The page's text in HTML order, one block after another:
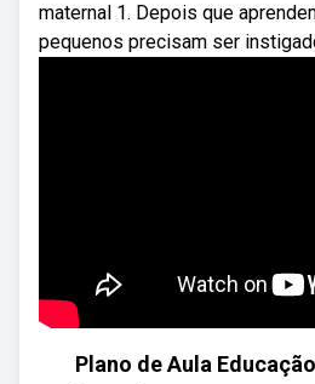
maternal 1. Depois que
pequenos precisam ser
Plano de Aula